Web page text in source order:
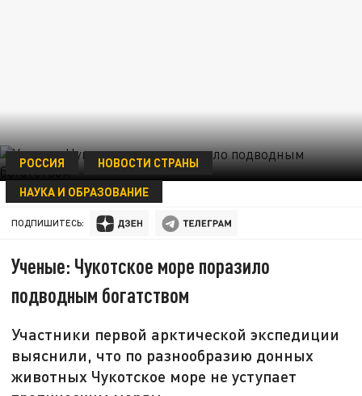
РОССИЯ
НОВОСТИ СТРАНЫ
НАУКА И ОБРАЗОВАНИЕ
24 ОКТЯБРЯ 20:37
ПОДПИШИТЕСЬ:
Ученые: Чукотское море поразило
подводным богатством
Участники первой арктической экспедиции
выяснили, что по разнообразию донных
животных Чукотское море не уступает